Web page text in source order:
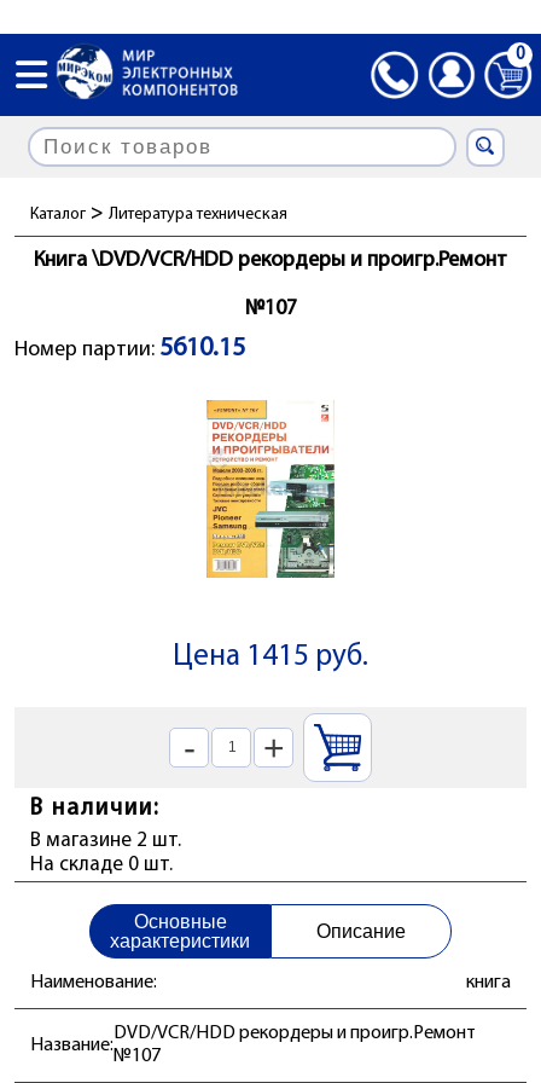
0
Каталог > Литература техническая
Книга \DVD/VCR/HDD рекордеры и проигр.Ремонт
№107
Номер партии: 5610.15
Цена 1415 руб.
- +
В наличии:
В магазине 2 шт.
На складе 0 шт.
Основные
характеристики
Описание
Наименование: книга
Название:
DVD/VCR/HDD рекордеры и проигр.Ремонт
№107